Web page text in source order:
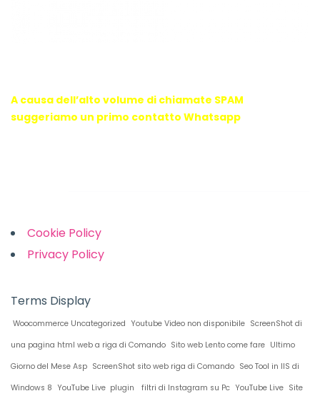
A causa dell’alto volume di chiamate SPAM
suggeriamo un primo contatto Whatsapp
Cookie Policy
Privacy Policy
Terms Display
Woocommerce Uncategorized Youtube Video non disponibile ScreenShot di
una pagina html web a riga di Comando Sito web Lento come fare Ultimo
Giorno del Mese Asp ScreenShot sito web riga di Comando Seo Tool in IIS di
Windows 8 YouTube Live plugin filtri di Instagram su Pc YouTube Live Site